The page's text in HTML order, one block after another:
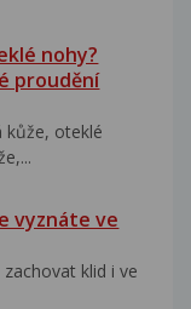
nohy?
proudění
kůže, oteklé
vyznáte ve
klid i ve